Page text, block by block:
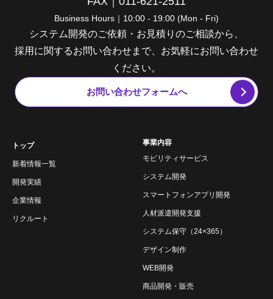
Business Hours｜10:00 - 19:00 (Mon - Fri)
システム開発のご依頼・お見積りのご相談から、
採用に関するお問い合わせまで、お気軽にお問い合わせ
ください。
お問い合わせフォームへ
トップ
新着情報一覧
開発実績
企業情報
リクルート
事業内容
モビリティサービス
システム開発
スマートフォンアプリ開発
人材派遣開発支援
システム保守（24×365）
デザイン制作
WEB開発
商品開発・販売